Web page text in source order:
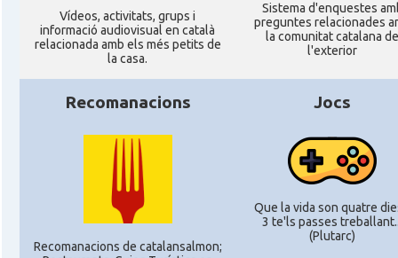
Ví­deos, activitats, grups i
informació audiovisual en català
relacionada amb els més petits de
la casa.
Sistema d'enquestes
preguntes relacionades
la comunitat catalana de
l'exterior
Recomanacions
Recomanacions de catalansalmon;
Jocs
Que la vida son quatre
3 te'ls passes
(Plutarc)